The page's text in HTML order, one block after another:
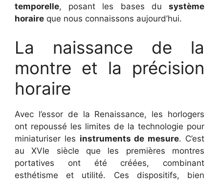
temporelle, posant les bases du système
horaire que nous connaissons aujourd’hui.
La naissance de la
montre et la précision
horaire
Avec l’essor de la Renaissance, les horlogers
ont repoussé les limites de la technologie pour
miniaturiser les instruments de mesure. C’est
au XVIe siècle que les premières montres
portatives ont été créées, combinant
esthétisme et utilité. Ces dispositifs, bien